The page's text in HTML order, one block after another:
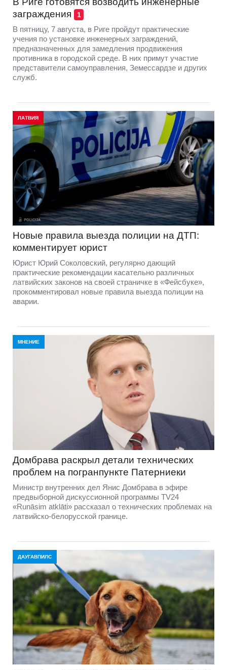
заграждения
1
В пятницу, 7 августа, в Риге пройдут практические
учения по установке инженерных заграждений,
предназначенных для замедления продвижения
противника в городской среде. В них примут участие
представители самоуправления, Земессардзе и других
служб.
ЛАТВИЯ
Новые правила выезда полиции на ДТП:
комментирует юрист
Юрист Юрий Соколовский, регулярно дающий
практические рекомендации касательно различных
латвийских законов на своей страничке в «Фейсбуке»,
прокомментировал новые правила выезда полиции на
аварии.
МНЕНИЕ
Домбравa раскрыл детали технических
проблем на погранпункте Патерниеки
Министр внутренних дел Янис Домбрава в эфире
предвыборной дискуссионной программы TV24
«Runāsim atklāti» рассказал о технических проблемах на
латвийско-белорусской границе.
ДАУГАВПИЛС